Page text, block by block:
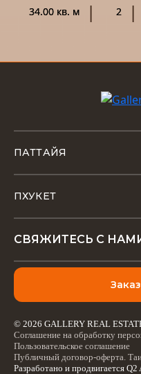
34.00 кв. м 2
ПАТТАЙЯ
ПХУКЕТ
СВЯЖИТЕСЬ С
© 2026 GALLERY REAL
Соглашение на обработку
Пользовательское соглашение
Публичный договор-оферта.
Разработано и продвигается Q2